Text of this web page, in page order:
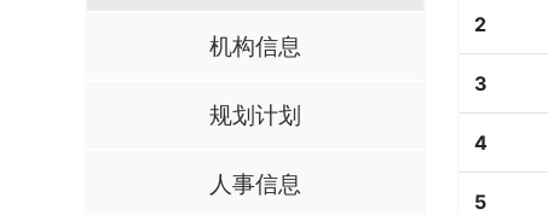
机构信息
规划计划
人事信息
2
3
4
5